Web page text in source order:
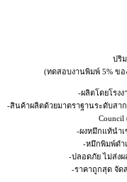
ปริ
(ทดสอบงานพิมพ์ 5% ขอ
-ผลิตโดยโรงง
-สินค้าผลิตด้วยมาตราฐานระดับสาก
Council
-ผงหมึกแท้นำเ
-หมึกพิมพ์ดำ
-ปลอดภัย ไม่ส่งผ
-ราคาถูกสุด จัด